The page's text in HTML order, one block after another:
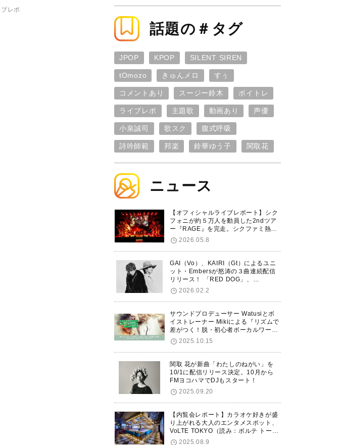
！”
レポ
話題の＃タグ
JPOP KPOP SILENT SIREN
tOmozo きゅんメロ すぅ
コメントあり スージー鈴木 ボイトレ
ライブレポ 主題歌 動画あり 声優
小泉誠司 歌スク 腹式呼吸
詩吟師範 邦楽 鈴華ゆう子 関取花
ニュース
【オフィシャルライブレポート】シク
フォニが約５万人を動員した2ndツア
ー『RAGE』を完走。シクファミ熱狂
のKアリーナ横浜ファイナル公演の模
様をお届け！
2026.05.8
GAI（Vo）、KAIRI（Gt）によるユニ
ット・Embersが怒涛の３曲連続配信
リリース！ 「RED DOG」、
「Untitled Hero」に続き、5thシング
ル「De-Marionette」のリリースを発
表！
2026.02.2
サウンドプロデューサー Watusiとボ
イストレーナー Mikiによる『リズムで
差がつく！脱・初心者ボーカルワーク
ショップ』が12/7に渋谷で開催！
2025.10.15
関取 花が新曲「わたしのねがい」を
10/1に配信リリース決定。10月から
FMヨコハマでDJもスタート！
2025.09.20
【内覧会レポート】カラオケ好きが盛
り上がれる大人のエンタメスポット、
VoLTE TOKYO（読み：ボルテ トーキ
ョー）が東京・品川に8/8グランドオ
2025.08.9